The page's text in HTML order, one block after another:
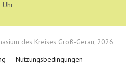
des Kreises Groß-Gerau, 2026
Nutzungsbedingungen